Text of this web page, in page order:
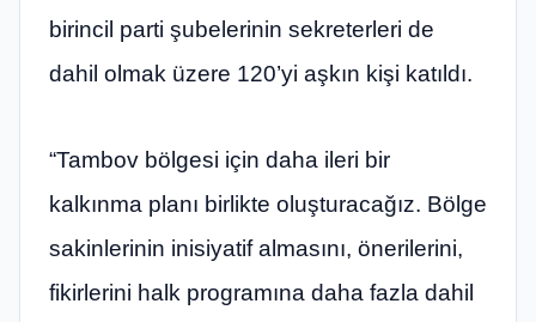
birincil parti şubelerinin sekreterleri de
dahil olmak üzere 120’yi aşkın kişi katıldı.
“Tambov bölgesi için daha ileri bir
kalkınma planı birlikte oluşturacağız. Bölge
sakinlerinin inisiyatif almasını, önerilerini,
fikirlerini halk programına daha fazla dahil